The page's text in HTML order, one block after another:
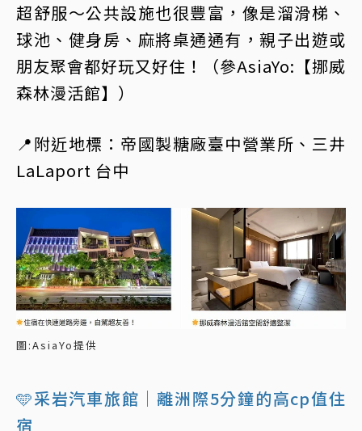
超舒服～公共設施也很豐富，像是溜滑梯、
球池、健身房、麻將桌通通有，親子出遊或
朋友聚會都好玩又好住！（參AsiaYo:【挪威
森林漫活館】）
📍附近地標：帝國製糖廠臺中營業所、三井
LaLaport 台中
圖:AsiaYo提供
🩵采岩汽車旅館｜離洲際5分鐘的高cp值住
宿